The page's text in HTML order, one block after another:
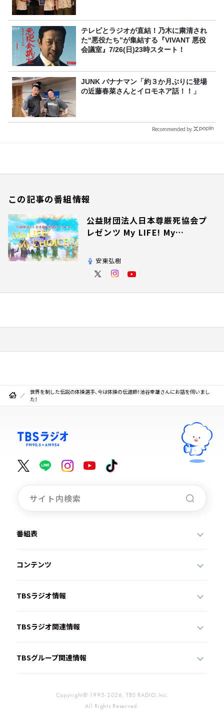
テレビとラジオが直結！乃木に粛清され
た“悪役たち”が集結する『VIVANT 悪役
会議室』7/26(日)23時スタート！
JUNK バナナマン「約３か月ぶりに登場
の近藤春菜さんとイロモネア話！！」
Recommended by
この記事の番組情報
公益財団法人日本尊厳死協会プ
レゼンツ My LIFE! My
安東弘樹
世界を制した伝説の体操選手、今は体操の伝道師！池谷幸雄さんにお話を伺いまし
た！
番組表
コンテンツ
TBSラジオ情報
TBSラジオ関連情報
TBSグループ関連情報
Copyright© 1995-2026, TBS RADIO,Inc.
All Rights Reserved.